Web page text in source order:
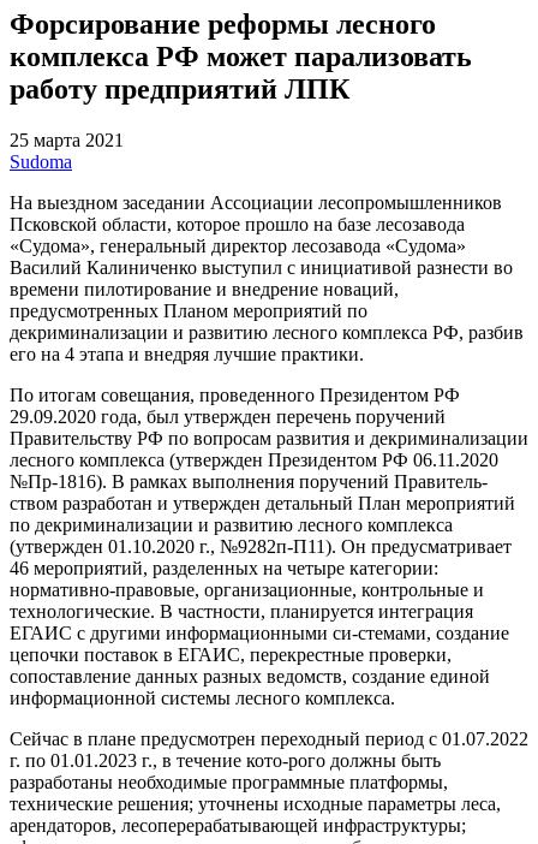
Форсирование реформы лесного
комплекса РФ может парализовать
работу предприятий ЛПК
25 марта 2021
Sudoma
На выездном заседании Ассоциации лесопромышленников
Псковской области, которое прошло на базе лесозавода
«Судома», генеральный директор лесозавода «Судома»
Василий Калиниченко выступил с инициативой разнести во
времени пилотирование и внедрение новаций,
предусмотренных Планом мероприятий по
декриминализации и развитию лесного комплекса РФ, разбив
его на 4 этапа и внедряя лучшие практики.
По итогам совещания, проведенного Президентом РФ
29.09.2020 года, был утвержден перечень поручений
Правительству РФ по вопросам развития и декриминализации
лесного комплекса (утвержден Президентом РФ 06.11.2020
№Пр-1816). В рамках выполнения поручений Правитель-
ством разработан и утвержден детальный План мероприятий
по декриминализации и развитию лесного комплекса
(утвержден 01.10.2020 г., №9282п-П11). Он предусматривает
46 мероприятий, разделенных на четыре категории:
нормативно-правовые, организационные, контрольные и
технологические. В частности, планируется интеграция
ЕГАИС с другими информационными си-стемами, создание
цепочки поставок в ЕГАИС, перекрестные проверки,
сопоставление данных разных ведомств, создание единой
информационной системы лесного комплекса.
Сейчас в плане предусмотрен переходный период с 01.07.2022
г. по 01.01.2023 г., в течение кото-рого должны быть
разработаны необходимые программные платформы,
технические решения; уточнены исходные параметры леса,
арендаторов, лесоперерабатывающей инфраструктуры;